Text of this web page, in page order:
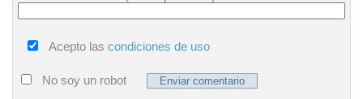
Acepto las condiciones de uso
No soy un robot